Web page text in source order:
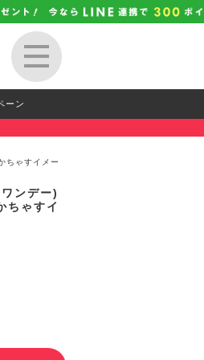
ーン
ちゃすイメー
ンデー)
ちゃすイ